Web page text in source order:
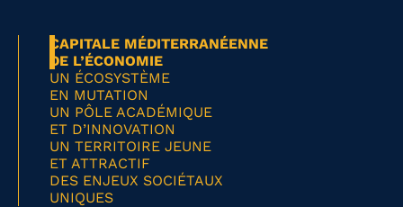
CAPITALE MÉDITERRANÉENNE
DE L’ÉCONOMIE
UN ÉCOSYSTÈME
EN MUTATION
UN PÔLE ACADÉMIQUE
ET D’INNOVATION
UN TERRITOIRE JEUNE
ET ATTRACTIF
DES ENJEUX SOCIÉTAUX
UNIQUES